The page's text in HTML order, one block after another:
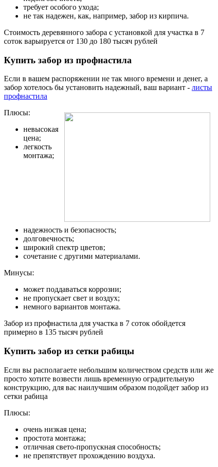
требует особого ухода;
не так надежен, как, например, забор из кирпича.
Стоимость деревянного забора с установкой для участка в 7
соток варьируется от 130 до 180 тысяч рублей
Купить забор из профнастила
Если в вашем распоряжении не так много времени и денег, а
забор хотелось бы установить надежный, ваш вариант - листы
профнастила
Плюсы:
невысокая
цена;
легкость
монтажа;
надежность и безопасность;
долговечность;
широкий спектр цветов;
сочетание с другими материалами.
Минусы:
может поддаваться коррозии;
не пропускает свет и воздух;
немного вариантов монтажа.
Забор из профнастила для участка в 7 соток обойдется
примерно в 135 тысяч рублей
Купить забор из сетки рабицы
Если вы располагаете небольшим количеством средств или же
просто хотите возвести лишь временную оградительную
конструкцию, для вас наилучшим образом подойдет забор из
сетки рабица
Плюсы:
очень низкая цена;
простота монтажа;
отличная свето-пропускная способность;
не препятствует прохождению воздуха.